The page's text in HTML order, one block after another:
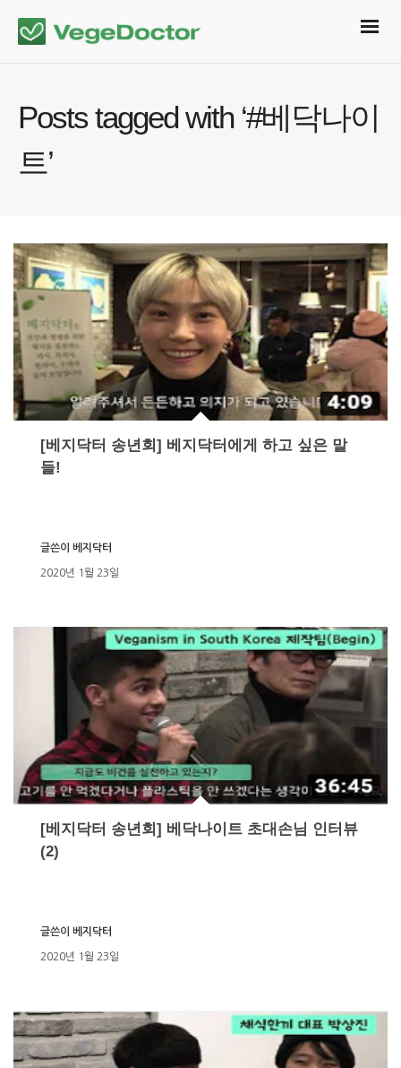
Posts tagged with ‘#베닥나이
트’
[베지닥터 송년회] 베지닥터에게 하고 싶은 말
들!
2020년 1월 23일
글쓴이 베지닥터
[베지닥터 송년회] 베닥나이트 초대손님 인터뷰
(2)
2020년 1월 23일
글쓴이 베지닥터